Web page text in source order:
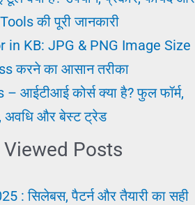
की पूरी जानकारी
in KB: JPG & PNG Image Size
करने का आसान तरीका
आईटीआई कोर्स क्या है? फुल फॉर्म,
अवधि और बेस्ट ट्रेड
Posts
: सिलेबस, पैटर्न और तैयारी का सही